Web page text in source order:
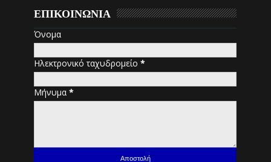
ΕΠΙΚΟΙΝΩΝΙΑ
Όνομα
Ηλεκτρονικό ταχυδρομείο*
Μήνυμα*